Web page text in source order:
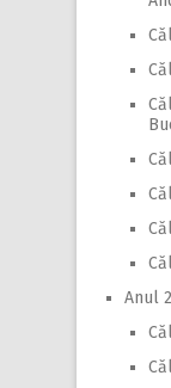
Anul